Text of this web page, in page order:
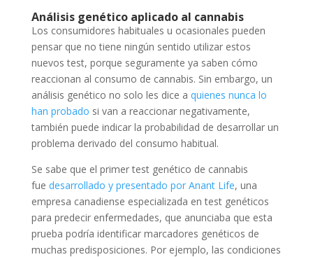
Análisis genético aplicado al cannabis
Los consumidores habituales u ocasionales pueden
pensar que no tiene ningún sentido utilizar estos
nuevos test, porque seguramente ya saben cómo
reaccionan al consumo de cannabis. Sin embargo, un
análisis genético no solo les dice a quienes nunca lo
han probado si van a reaccionar negativamente,
también puede indicar la probabilidad de desarrollar un
problema derivado del consumo habitual.
Se sabe que el primer test genético de cannabis
fue desarrollado y presentado por Anant Life, una
empresa canadiense especializada en test genéticos
para predecir enfermedades, que anunciaba que esta
prueba podría identificar marcadores genéticos de
muchas predisposiciones. Por ejemplo, las condiciones